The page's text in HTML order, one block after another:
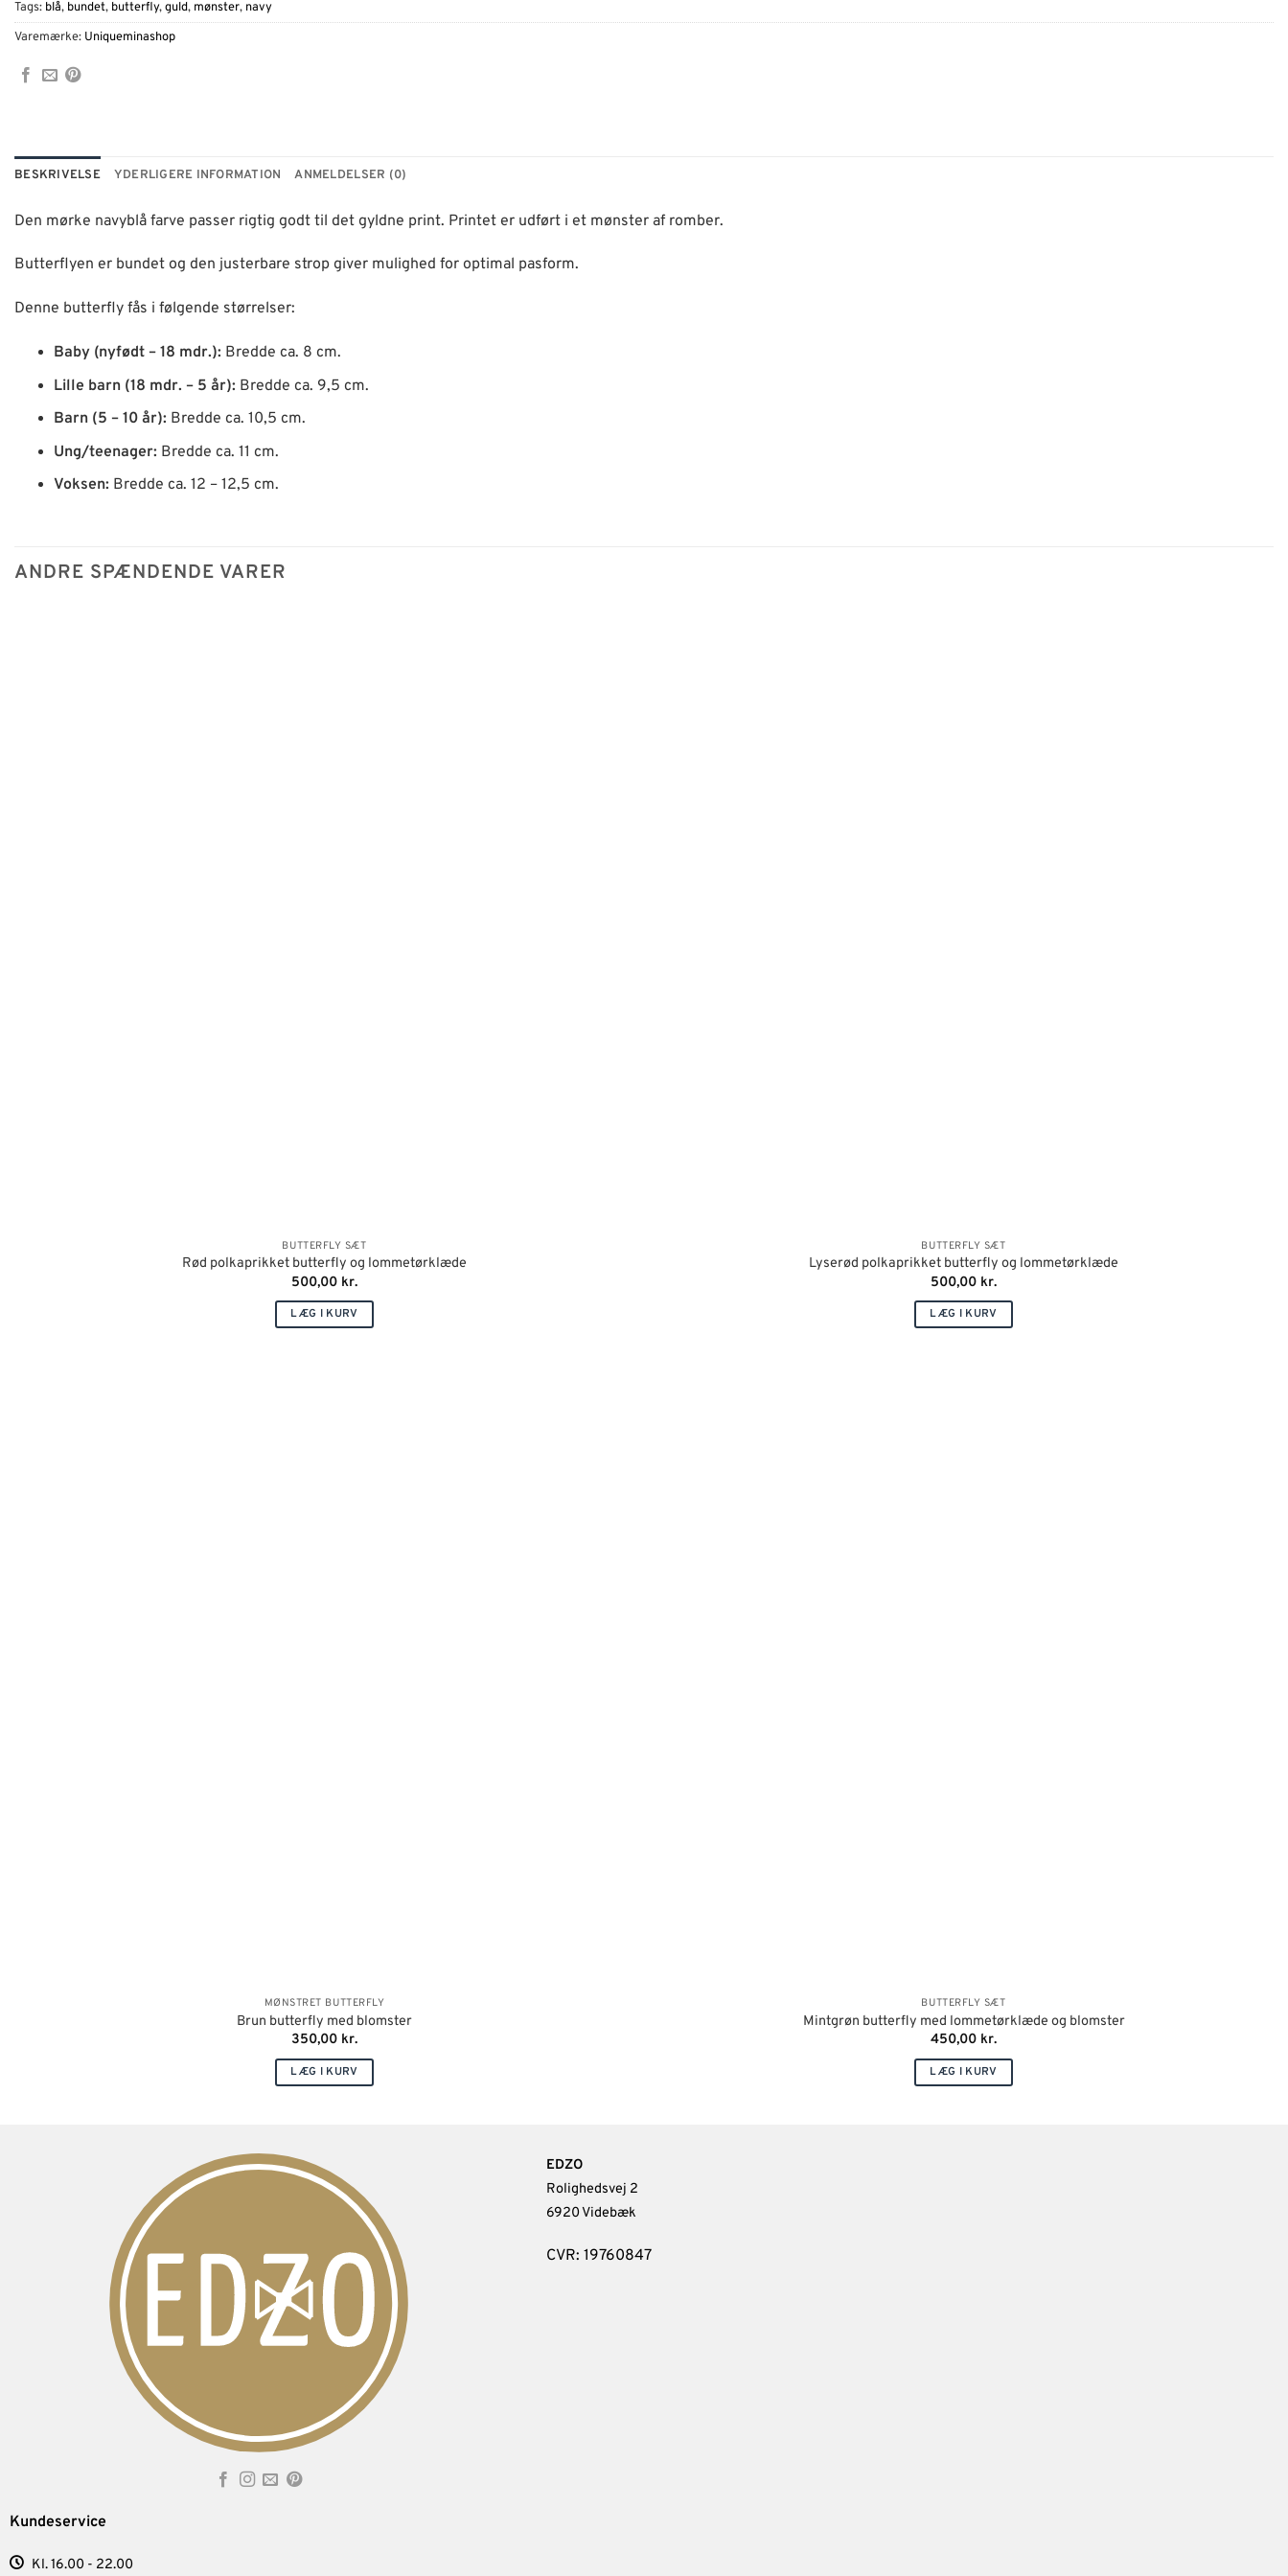
Tags: blå, bundet, butterfly,guld, mønster, navy
Varemærke: Uniqueminashop
BESKRIVELSE YDERLIGERE INFORMATION ANMELDELSER (0)
Den mørke navyblå farve passer rigtig godt til det gyldne print. Printet er udført i et mønster af romber.
Butterflyen er bundet og den justerbare strop giver mulighed for optimal pasform.
Denne butterfly fås i følgende størrelser:
Baby (nyfødt – 18 mdr.): Bredde ca. 8 cm.
Lille barn (18 mdr. – 5 år): Bredde ca. 9,5 cm.
Barn (5 – 10 år): Bredde ca. 10,5 cm.
Ung/teenager: Bredde ca. 11 cm.
Voksen: Bredde ca. 12 – 12,5 cm.
ANDRE SPÆNDENDE VARER
BUTTERFLY SÆT
Rød polkaprikket butterfly og lommetørklæde
500,00 kr.
LÆG I KURV
BUTTERFLY SÆT
Lyserød polkaprikket butterfly og lommetørklæde
500,00 kr.
LÆG I KURV
MØNSTRET BUTTERFLY
Brun butterfly med blomster
350,00 kr.
LÆG I KURV
BUTTERFLY SÆT
Mintgrøn butterfly med lommetørklæde og blomster
450,00 kr.
LÆG I KURV
EDZO
Rolighedsvej 2
6920 Videbæk
CVR: 19760847
Kundeservice
Kl. 16.00 - 22.00